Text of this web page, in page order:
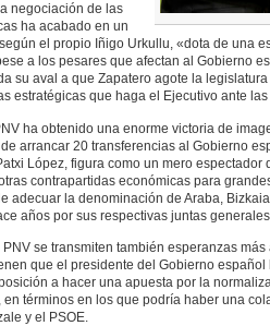
negociación de las
ha acabado en un
el propio Iñigo Urkullu, «dota de una
a los pesares que afectan al Gobierno
su aval a que Zapatero agote la
estratégicas que haga el Ejecutivo ante
ha obtenido una enorme victoria de
arrancar 20 transferencias al Gobierno
López, figura como un mero espectador
contrapartidas económicas para
adecuar la denominación de Araba,
años por sus respectivas juntas
se transmiten también esperanzas
que el presidente del Gobierno español
a hacer una apuesta por la
en términos en los que podría haber una
y el PSOE.